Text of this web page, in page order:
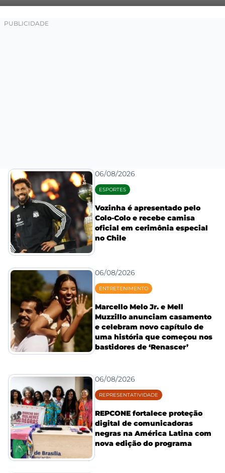
06/08/2026
ESPORTES
Vozinha é apresentado pelo
Colo-Colo e recebe camisa
oficial em cerimônia especial
no Chile
06/08/2026
ENTRETENIMENTO
Marcello Melo Jr. e Mell
Muzzillo anunciam casamento
e celebram novo capítulo de
uma história que começou nos
bastidores de ‘Renascer’
06/08/2026
REPRESENTATIVIDADE
REPCONE fortalece proteção
digital de comunicadoras
negras na América Latina com
nova edição do programa